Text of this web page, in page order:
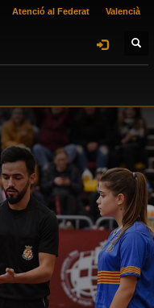
Atenció al Federat Valencià